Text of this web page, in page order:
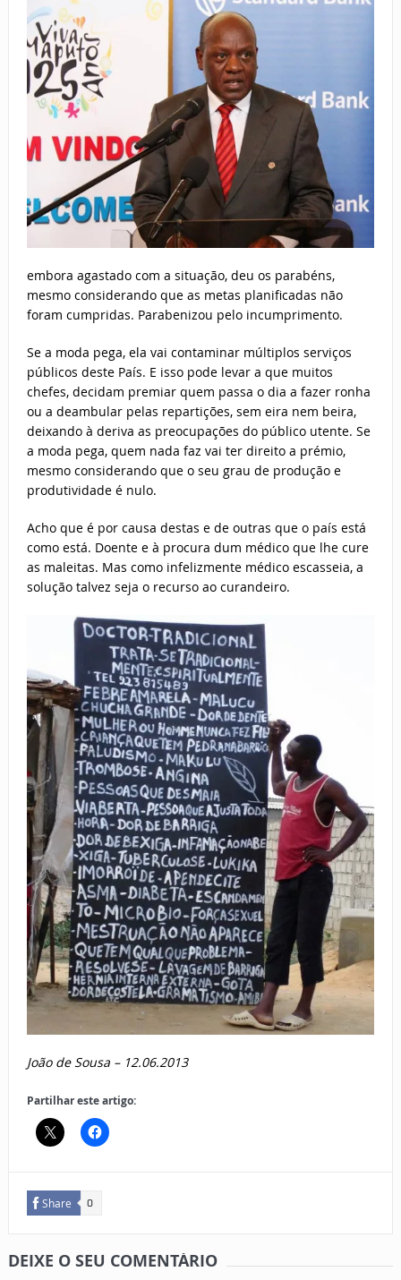
embora agastado com a situação, deu os parabéns,
mesmo considerando que as metas planificadas não
foram cumpridas. Parabenizou pelo incumprimento.
Se a moda pega, ela vai contaminar múltiplos serviços
públicos deste País. E isso pode levar a que muitos
chefes, decidam premiar quem passa o dia a fazer ronha
ou a deambular pelas repartições, sem eira nem beira,
deixando à deriva as preocupações do público utente. Se
a moda pega, quem nada faz vai ter direito a prémio,
mesmo considerando que o seu grau de produção e
produtividade é nulo.
Acho que é por causa destas e de outras que o país está
como está. Doente e à procura dum médico que lhe cure
as maleitas. Mas como infelizmente médico escasseia, a
solução talvez seja o recurso ao curandeiro.
João de Sousa – 12.06.2013
Partilhar este artigo:
Share 0
DEIXE O SEU COMENTÁRIO